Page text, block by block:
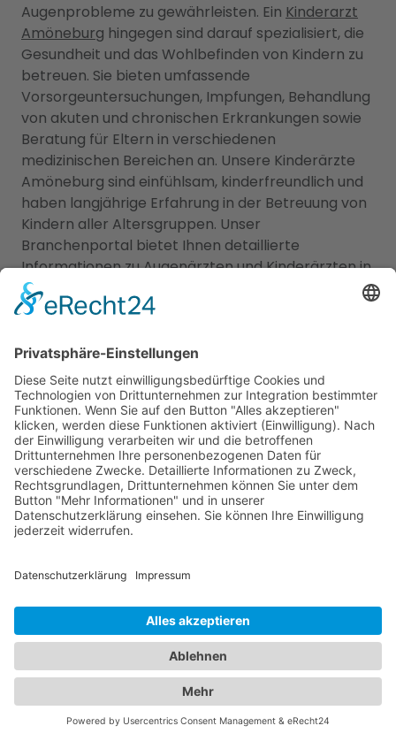
Augenprobleme zu gewährleisten. Ein Kinderarzt
Amöneburg hingegen sind darauf spezialisiert, die
Gesundheit und das Wohlbefinden von Kindern zu
betreuen. Sie bieten umfassende
Vorsorgeuntersuchungen, Impfungen, Behandlung
von akuten und chronischen Erkrankungen sowie
Beratung für Eltern in verschiedenen
medizinischen Bereichen an. Unsere Kinderärzte
Amöneburg sind einfühlsam, kinderfreundlich und
haben langjährige Erfahrung in der Betreuung von
Kindern aller Altersgruppen. Unser
Branchenportal bietet Ihnen detaillierte
Informationen zu Augenärzten und Kinderärzten in
Ihrer Region. Sie können Profile einsehen,
Qualifikationen, Spezialisierungen, Öffnungszeiten
anderen Patienten lesen. Auf diese Weise können
Sie die bestmögliche Entscheidung für die
Gesundheit Ihrer Familie treffen. Vertrauen Sie auf
unsere Plattform, um die besten Augenärzte und
Kinderärzte in Ihrer Nähe zu finden. Sorgen Sie
dafür, dass Ihre Familie in den Händen erfahrener
und fürsorglicher Ärzte ist.
Das ist nah!